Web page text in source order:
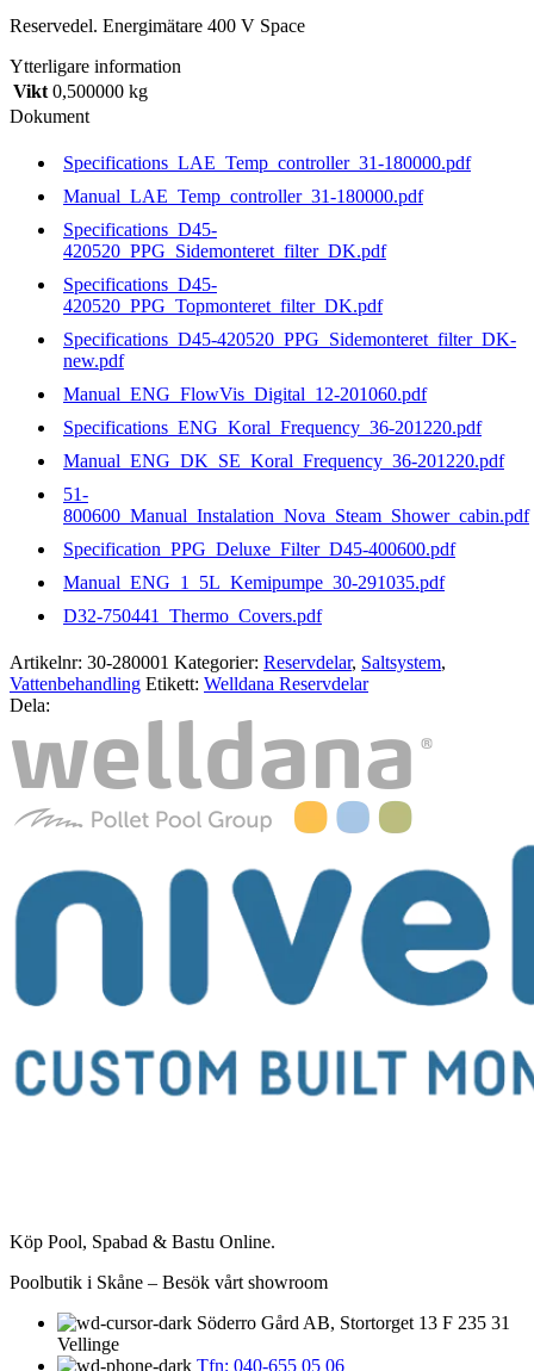
Reservedel. Energimätare 400 V Space
Ytterligare information
Vikt 0,500000 kg
Dokument
Specifications_LAE_Temp_controller_31-180000.pdf
Manual_LAE_Temp_controller_31-180000.pdf
Specifications_D45-
420520_PPG_Sidemonteret_filter_DK.pdf
Specifications_D45-
420520_PPG_Topmonteret_filter_DK.pdf
Specifications_D45-420520_PPG_Sidemonteret_filter_DK-
new.pdf
Manual_ENG_FlowVis_Digital_12-201060.pdf
Specifications_ENG_Koral_Frequency_36-201220.pdf
Manual_ENG_DK_SE_Koral_Frequency_36-201220.pdf
51-
800600_Manual_Instalation_Nova_Steam_Shower_cabin.pdf
Specification_PPG_Deluxe_Filter_D45-400600.pdf
Manual_ENG_1_5L_Kemipumpe_30-291035.pdf
D32-750441_Thermo_Covers.pdf
Artikelnr: 30-280001 Kategorier: Reservdelar, Saltsystem,
Vattenbehandling Etikett: Welldana Reservdelar
Dela:
Köp Pool, Spabad & Bastu Online.
Poolbutik i Skåne – Besök vårt showroom
Söderro Gård AB, Stortorget 13 F 235 31
Vellinge
Tfn: 040-655 05 06